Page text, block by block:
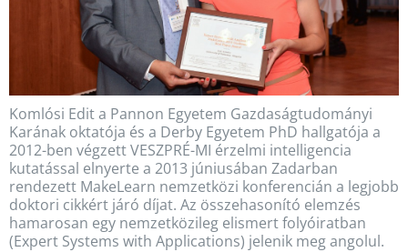
Komlósi Edit a Pannon Egyetem Gazdaságtudományi
Karának oktatója és a Derby Egyetem PhD hallgatója a
2012-ben végzett VESZPRÉ-MI érzelmi intelligencia
kutatással elnyerte a 2013 júniusában Zadarban
rendezett MakeLearn nemzetközi konferencián a legjobb
doktori cikkért járó díjat. Az összehasonító elemzés
hamarosan egy nemzetközileg elismert folyóiratban
(Expert Systems with Applications) jelenik meg angolul.